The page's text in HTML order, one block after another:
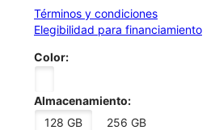
Términos y condiciones
Elegibilidad para financiamiento
Color:
Almacenamiento:
128 GB
256 GB